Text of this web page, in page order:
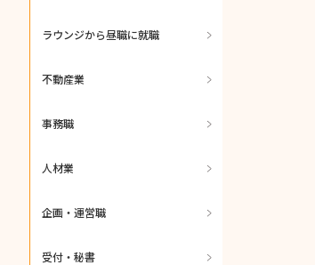
ラウンジから昼職に就職
不動産業
事務職
人材業
企画・運営職
受付・秘書